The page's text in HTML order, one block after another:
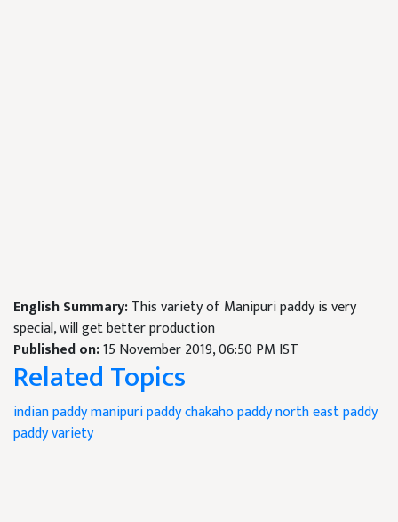
English Summary:This variety of Manipuri paddy is very
special, will get better production
Published on:15 November 2019, 06:50 PM IST
Related Topics
indian paddymanipuri paddychakaho paddynorth east paddy
paddy variety